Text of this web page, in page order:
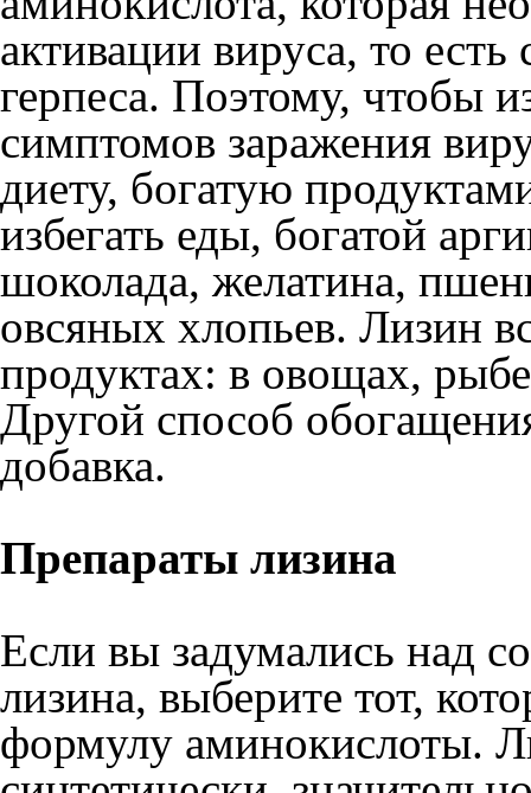
активации вируса, то
герпеса. Поэтому, чтобы
симптомов заражения
диету, богатую
избегать еды, богатой
шоколада, желатина,
овсяных хлопьев. Лизин
продуктах: в овощах,
Другой способ
добавка.
Препараты лизина
Если вы задумались над
лизина, выберите тот,
формулу аминокислоты.